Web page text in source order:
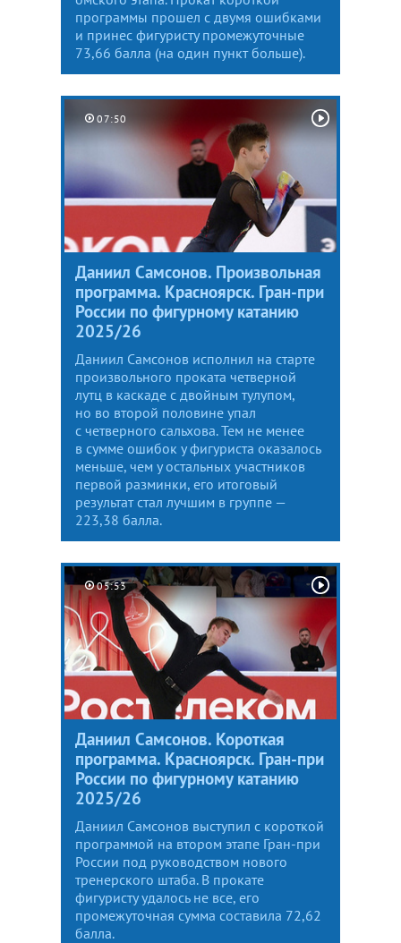
программы прошел с двумя ошибками
и принес фигуристу промежуточные
73,66 балла (на один пункт больше).
07:50
Даниил Самсонов. Произвольная
программа. Красноярск. Гран-при
России по фигурному катанию
2025/26
Даниил Самсонов исполнил на старте
произвольного проката четверной
лутц в каскаде с двойным тулупом,
но во второй половине упал
с четверного сальхова. Тем не менее
в сумме ошибок у фигуриста оказалось
меньше, чем у остальных участников
первой разминки, его итоговый
результат стал лучшим в группе —
223,38 балла.
05:53
Даниил Самсонов. Короткая
программа. Красноярск. Гран-при
России по фигурному катанию
2025/26
Даниил Самсонов выступил с короткой
программой на втором этапе Гран-при
России под руководством нового
тренерского штаба. В прокате
фигуристу удалось не все, его
промежуточная сумма составила 72,62
балла.